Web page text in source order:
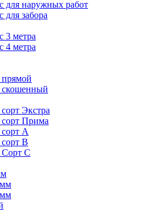
для наружных работ
для забора
3 метра
4 метра
Экстра
Прима
А
B
C